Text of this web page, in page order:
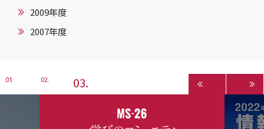
2009年度
2007年度
1 2 3